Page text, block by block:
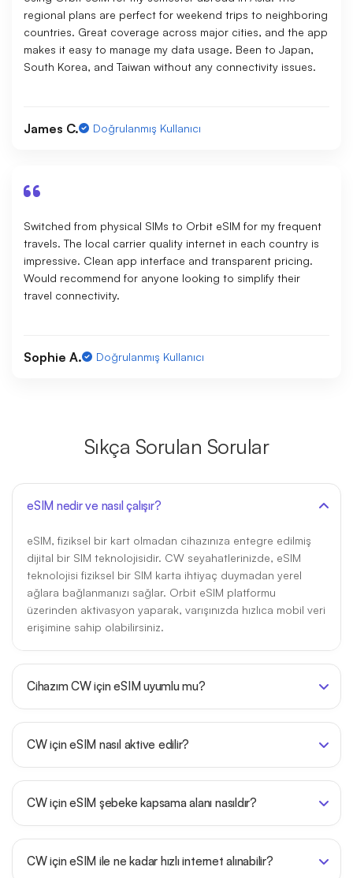
regional plans are perfect for weekend trips to neighboring
countries. Great coverage across major cities, and the app
makes it easy to manage my data usage. Been to Japan,
South Korea, and Taiwan without any connectivity issues.
James C. Doğrulanmış Kullanıcı
Switched from physical SIMs to Orbit eSIM for my frequent
travels. The local carrier quality internet in each country is
impressive. Clean app interface and transparent pricing.
Would recommend for anyone looking to simplify their
travel connectivity.
Sophie A. Doğrulanmış Kullanıcı
Sıkça Sorulan Sorular
eSIM nedir ve nasıl çalışır?
eSIM, fiziksel bir kart olmadan cihazınıza entegre edilmiş
dijital bir SIM teknolojisidir. CW seyahatlerinizde, eSIM
teknolojisi fiziksel bir SIM karta ihtiyaç duymadan yerel
ağlara bağlanmanızı sağlar. Orbit eSIM platformu
üzerinden aktivasyon yaparak, varışınızda hızlıca mobil veri
erişimine sahip olabilirsiniz.
Cihazım CW için eSIM uyumlu mu?
CW için eSIM nasıl aktive edilir?
CW için eSIM şebeke kapsama alanı nasıldır?
CW için eSIM ile ne kadar hızlı internet alınabilir?